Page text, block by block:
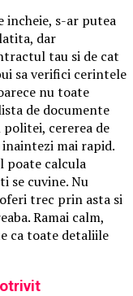
incheie, s-ar putea
dar
tau si de cat
sa verifici cerintele
nu toate
de documente
cererea de
mai rapid.
poate calcula
se cuvine. Nu
trec prin asta si
Ramai calm,
ca toate detaliile